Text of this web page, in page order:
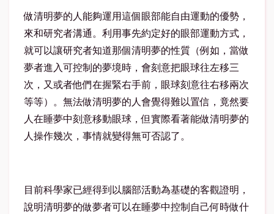
做清明夢的人能夠運用這個眼部能自由運動的優勢，
來和研究者溝通。利用事先約定好的眼部運動方式，
就可以讓研究者知道那個清明夢的性質（例如，當做
夢者進入可控制的夢境時，會刻意把眼球往左移三
次，又或者他們在握緊右手前，眼球刻意往右移兩次
等等）。無法做清明夢的人會覺得難以置信，竟然要
人在睡夢中刻意移動眼球，但實際看著能做清明夢的
人操作幾次，事情就變得無可否認了。
目前科學家已經得到以腦部活動為基礎的客觀證明，
說明清明夢的做夢者可以在睡夢中控制自己何時做什